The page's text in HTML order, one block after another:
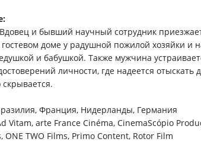
и бывший научный сотрудник
гостевом доме у радушной пожилой хозяйки и
и бабушкой. Также мужчина
личности, где надеется
скрывается.
Франция, Нидерланды, Германия
Vitam, arte France Cinéma, CinemaScópio
ONE TWO Films, Primo Content, Rotor Film